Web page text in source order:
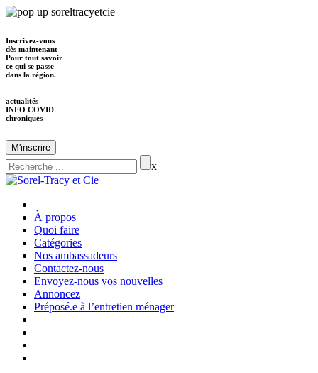
Inscrivez-vous
dès maintenant
Pour tout savoir
ce qui se passe
dans la région.
actualités
INFO COVID
chroniques
M'inscrire
x
À propos
Quoi faire
Catégories
Nos ambassadeurs
Contactez-nous
Envoyez-nous vos nouvelles
Annoncez
Préposé.e à l’entretien ménager